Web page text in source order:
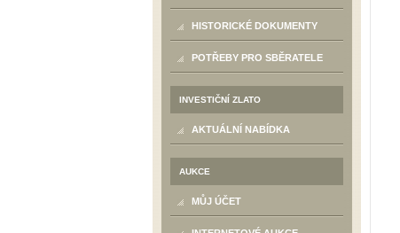
HISTORICKÉ DOKUMENTY
POTŘEBY PRO SBĚRATELE
INVESTIČNÍ ZLATO
AKTUÁLNÍ NABÍDKA
AUKCE
MŮJ ÚČET